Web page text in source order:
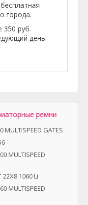
города.
350 руб.
день.
ремни
GATES
MULTISPEED
1060 Li
MULTISPEED